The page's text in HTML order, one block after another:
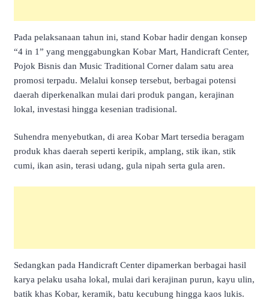
Pada pelaksanaan tahun ini, stand Kobar hadir dengan konsep
“4 in 1” yang menggabungkan Kobar Mart, Handicraft Center,
Pojok Bisnis dan Music Traditional Corner dalam satu area
promosi terpadu. Melalui konsep tersebut, berbagai potensi
daerah diperkenalkan mulai dari produk pangan, kerajinan
lokal, investasi hingga kesenian tradisional.
Suhendra menyebutkan, di area Kobar Mart tersedia beragam
produk khas daerah seperti keripik, amplang, stik ikan, stik
cumi, ikan asin, terasi udang, gula nipah serta gula aren.
Sedangkan pada Handicraft Center dipamerkan berbagai hasil
karya pelaku usaha lokal, mulai dari kerajinan purun, kayu ulin,
batik khas Kobar, keramik, batu kecubung hingga kaos lukis.